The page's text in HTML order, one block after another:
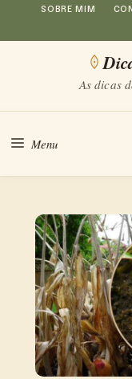
Saltar
para
conteúdo
SOBRE MIM
As dicas
Menu